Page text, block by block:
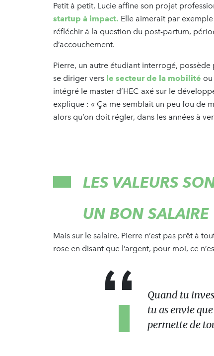
Petit à petit, Lucie affine son projet
startup à impact. Elle aimerait par
réfléchir à la question du post-partum,
d’accouchement.
Pierre, un autre étudiant interrogé,
se diriger vers le secteur de la mobilité ou
intégré le master d’HEC axé sur le
explique : « Ça me semblait un peu fou de
alors qu’on doit régler, dans les années à
LES VALEURS
UN BON SALAIRE
Mais sur le salaire, Pierre n’est pas prêt à
rose en disant que l’argent, pour moi, ce
Quand tu
tu as envie
permette de